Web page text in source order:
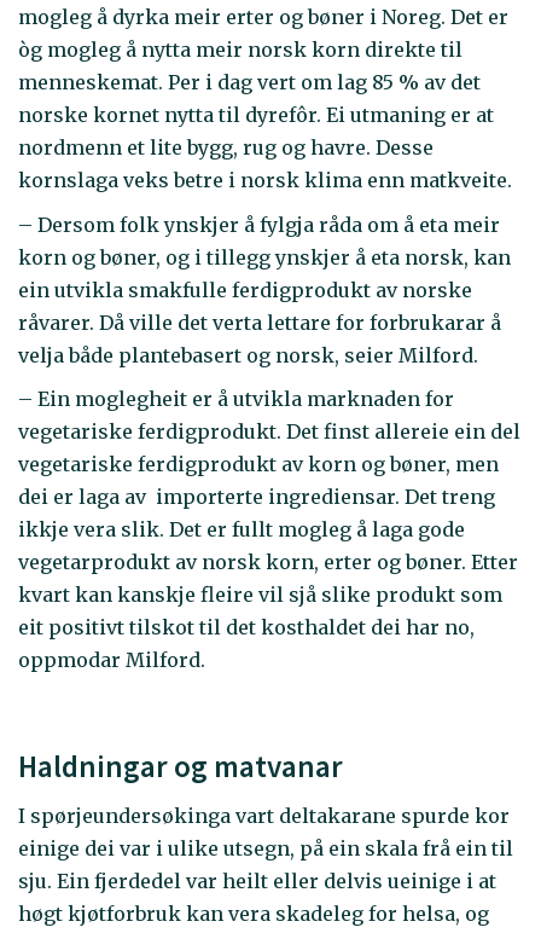
mogleg å dyrka meir erter og bøner i Noreg. Det er
òg mogleg å nytta meir norsk korn direkte til
menneskemat. Per i dag vert om lag 85 % av det
norske kornet nytta til dyrefôr. Ei utmaning er at
nordmenn et lite bygg, rug og havre. Desse
kornslaga veks betre i norsk klima enn matkveite.
– Dersom folk ynskjer å fylgja råda om å eta meir
korn og bøner, og i tillegg ynskjer å eta norsk, kan
ein utvikla smakfulle ferdigprodukt av norske
råvarer. Då ville det verta lettare for forbrukarar å
velja både plantebasert og norsk, seier Milford.
– Ein moglegheit er å utvikla marknaden for
vegetariske ferdigprodukt. Det finst allereie ein del
vegetariske ferdigprodukt av korn og bøner, men
dei er laga av importerte ingrediensar. Det treng
ikkje vera slik. Det er fullt mogleg å laga gode
vegetarprodukt av norsk korn, erter og bøner. Etter
kvart kan kanskje fleire vil sjå slike produkt som
eit positivt tilskot til det kosthaldet dei har no,
oppmodar Milford.
Haldningar og matvanar
I spørjeundersøkinga vart deltakarane spurde kor
einige dei var i ulike utsegn, på ein skala frå ein til
sju. Ein fjerdedel var heilt eller delvis ueinige i at
høgt kjøtforbruk kan vera skadeleg for helsa, og